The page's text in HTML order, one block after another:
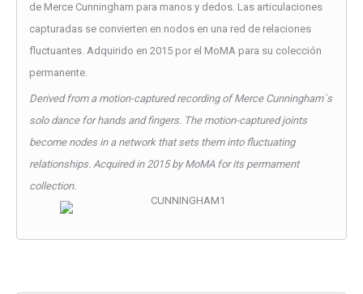
de Merce Cunningham para manos y dedos. Las articulaciones
capturadas se convierten en nodos en una red de relaciones
fluctuantes. Adquirido en 2015 por el MoMA para su colección
permanente.
Derived from a motion-captured recording of Merce Cunningham´s
solo dance for hands and fingers. The motion-captured joints
become nodes in a network that sets them into fluctuating
relationships. Acquired in 2015 by MoMA for its permament
collection.